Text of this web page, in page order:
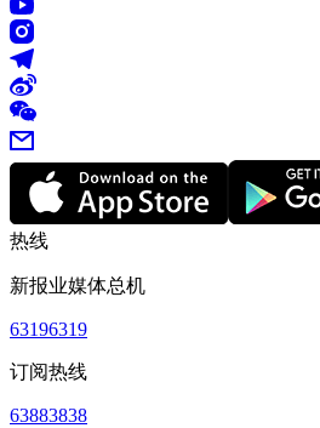
热线
新报业媒体总机
63196319
订阅热线
63883838